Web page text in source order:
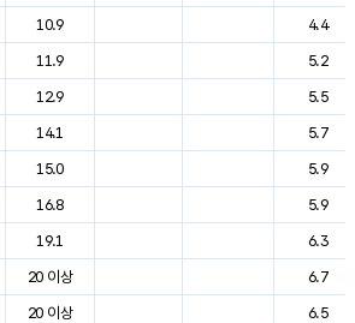
10.9
4.4
11.9
5.2
12.9
5.5
14.1
5.7
15.0
5.9
16.8
5.9
19.1
6.3
20 이상
6.7
20 이상
6.5